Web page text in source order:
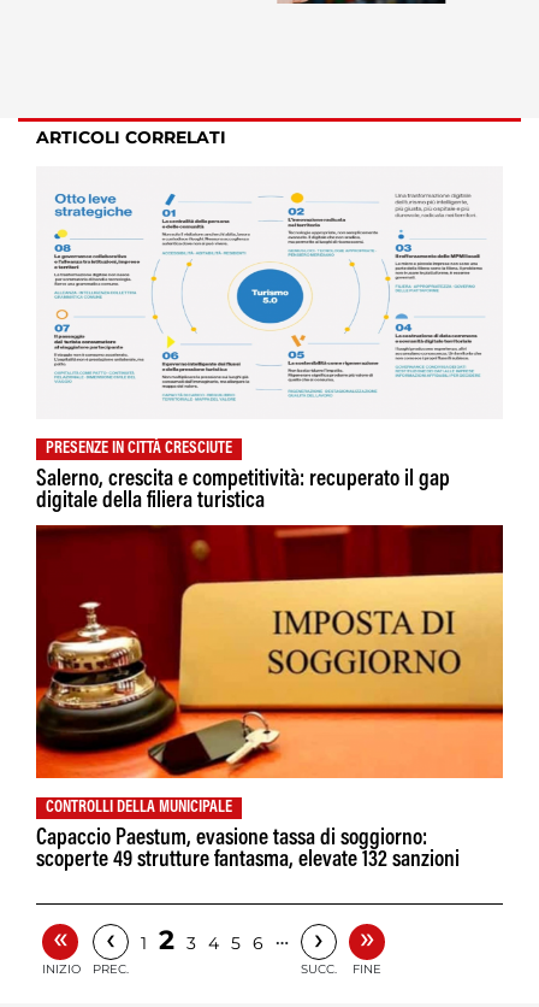
ARTICOLI CORRELATI
PRESENZE IN CITTÀ CRESCIUTE
Salerno, crescita e competitività: recuperato il gap
digitale della filiera turistica
CONTROLLI DELLA MUNICIPALE
Capaccio Paestum, evasione tassa di soggiorno:
scoperte 49 strutture fantasma, elevate 132 sanzioni
«
INIZIO
‹
PREC.
1 2 3 4 5 6 … ›
SUCC.
»
FINE